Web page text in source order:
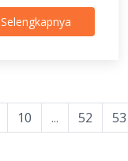
Selengkapnya
10 ... 52 53